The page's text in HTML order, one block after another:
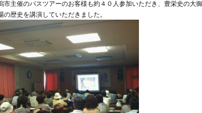
市主催のバスツアーのお客様も約４０人参加いただき、豊栄史の大
の歴史を講演していただきました。